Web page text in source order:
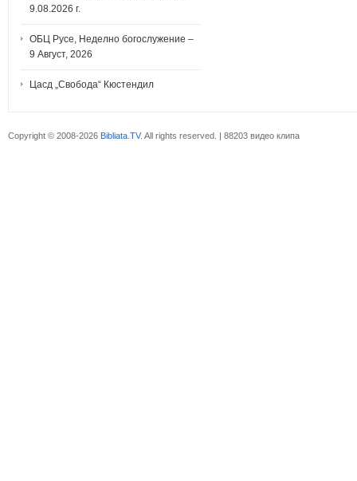
9.08.2026 г.
ОБЦ Русе, Неделно богослужение –
9 Август, 2026
Цасд „Свобода“ Кюстендил
Copyright © 2008-2026 Bibliata.TV. All rights reserved. | 88203 видео клипа